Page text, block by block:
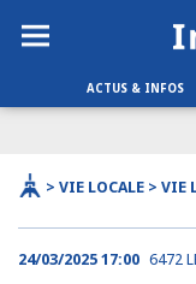
ACTUS & INFOS
> VIE LOCALE > VIE
24/03/2025 17:00 6472